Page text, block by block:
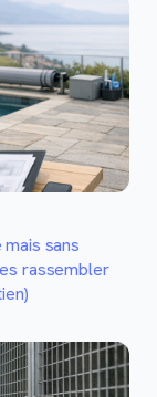
sans
rassembler